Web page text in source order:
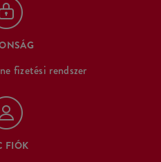
fizetési rendszer
FIÓK